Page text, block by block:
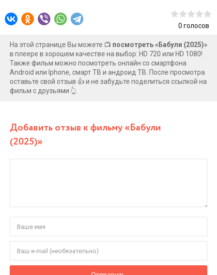
0 голосов
На этой странице Вы можете 📺 посмотреть «Бабули (2025)»
в плеере в хорошем качестве на выбор: HD 720 или HD 1080!
Также фильм можно посмотреть онлайн со смартфона
Android или Iphone, смарт ТВ и андроид ТВ. После просмотра
оставьте свой отзыв 👍 и не забудьте поделиться ссылкой на
фильм с друзьями 👆.
Добавить отзыв к фильму «Бабули
(2025)»